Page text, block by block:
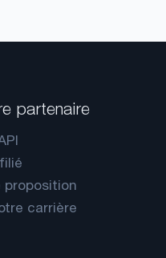
partenaire
proposition
carrière